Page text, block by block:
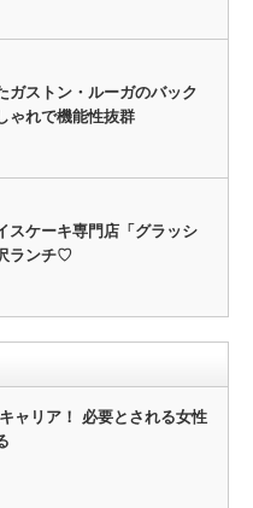
ガストン・ルーガのバック
ゃれで機能性抜群
スケーキ専門店「グラッシ
ランチ♡
ャリア！ 必要とされる女性